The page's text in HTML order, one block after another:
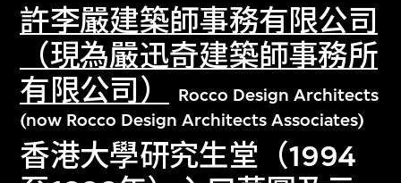
許李嚴建築師事務有限公司
（現為嚴迅奇建築師事務所
有限公司）
Rocco Design Architects
(now Rocco Design Architects Associates)
香港大學研究生堂（1994